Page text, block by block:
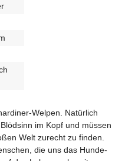
Welpen. Natürlich
im Kopf und müssen
Welt zurecht zu finden.
die uns das Hunde-